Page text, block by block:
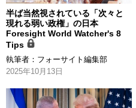
半ば当然視されている「次々と
現れる弱い政権」の日本
Foresight World Watcher's 8
Tips
執筆者： フォーサイト編集部
2025年10月13日